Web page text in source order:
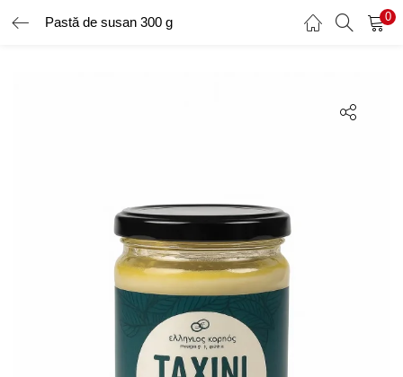
Pastă de susan 300 g 0
AUTENTIFICARE ÎNREGISTRARE
Amintește-ți de mine
Ai uitat parola?